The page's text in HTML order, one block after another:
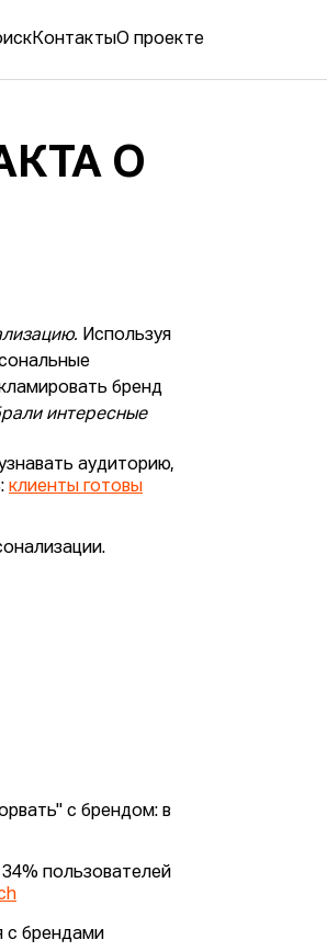
КонтактыО проекте
О
Используя
бренд
интересные
аудиторию,
клиенты готовы
с брендом: в
пользователей
с брендами